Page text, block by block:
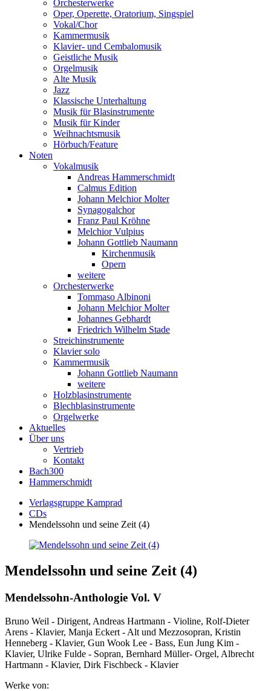
Orchesterwerke
Oper, Operette, Oratorium, Singspiel
Vokal/Chor
Kammermusik
Klavier- und Cembalomusik
Geistliche Musik
Orgelmusik
Alte Musik
Jazz
Klassische Unterhaltung
Musik für Blasinstrumente
Musik für Kinder
Weihnachtsmusik
Hörbuch/Feature
Noten
Vokalmusik
Andreas Hammerschmidt
Calmus Edition
Johann Melchior Molter
Synagogalchor
Franz Paul Kröhne
Melchior Vulpius
Johann Gottlieb Naumann
Kirchenmusik
Opern
weitere
Orchesterwerke
Tommaso Albinoni
Johann Melchior Molter
Johannes Gebhardt
Friedrich Wilhelm Stade
Streichinstrumente
Klavier solo
Kammermusik
Johann Gottlieb Naumann
weitere
Holzblasinstrumente
Blechblasinstrumente
Orgelwerke
Aktuelles
Über uns
Vertrieb
Kontakt
Bach300
Hammerschmidt
Verlagsgruppe Kamprad
CDs
Mendelssohn und seine Zeit (4)
Mendelssohn und seine Zeit (4)
Mendelssohn-Anthologie Vol. V
Bruno Weil - Dirigent, Andreas Hartmann - Violine, Rolf-Dieter
Arens - Klavier, Manja Eckert - Alt und Mezzosopran, Kristin
Henneberg - Klavier, Gun Wook Lee - Bass, Eun Jung Kim -
Klavier, Ulrike Fulde - Sopran, Bernhard Müller- Orgel, Albrecht
Hartmann - Klavier, Dirk Fischbeck - Klavier
Werke von: